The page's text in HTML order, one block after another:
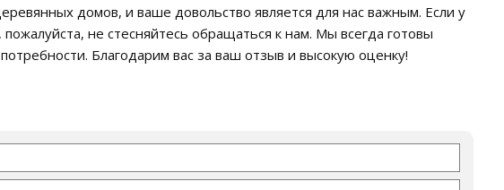
домов, и ваше довольство является для нас важным. Если у
не стесняйтесь обращаться к нам. Мы всегда готовы
Благодарим вас за ваш отзыв и высокую оценку!